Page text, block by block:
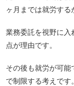
ヶ月までは就労する
業務委託を視野に入
点が理由です。
その後も就労が可
で制限する考えです。